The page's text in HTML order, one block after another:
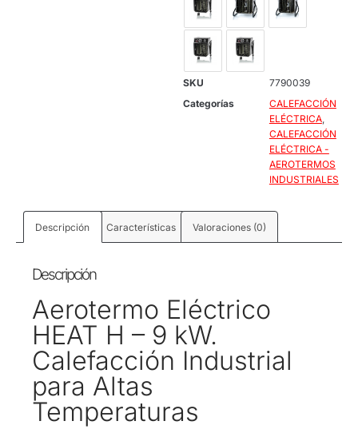
SKU
7790039
Categorías
CALEFACCIÓN
ELÉCTRICA,
CALEFACCIÓN
ELÉCTRICA -
AEROTERMOS
INDUSTRIALES
Descripción Características Valoraciones (0)
Descripción
Aerotermo Eléctrico
HEAT H – 9 kW.
Calefacción Industrial
para Altas
Temperaturas